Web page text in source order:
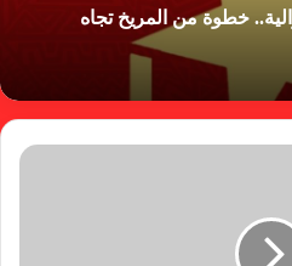
خطوة من المريخ تجاه